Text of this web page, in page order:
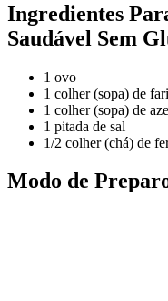
Ingredientes
Saudável Sem
1 ovo
1 colher (sopa) de
1 colher (sopa) de
1 pitada de sal
1/2 colher (chá) de
Modo de